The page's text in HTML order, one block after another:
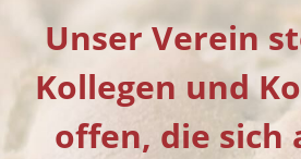
Unser Verein
Kollegen und
offen, die